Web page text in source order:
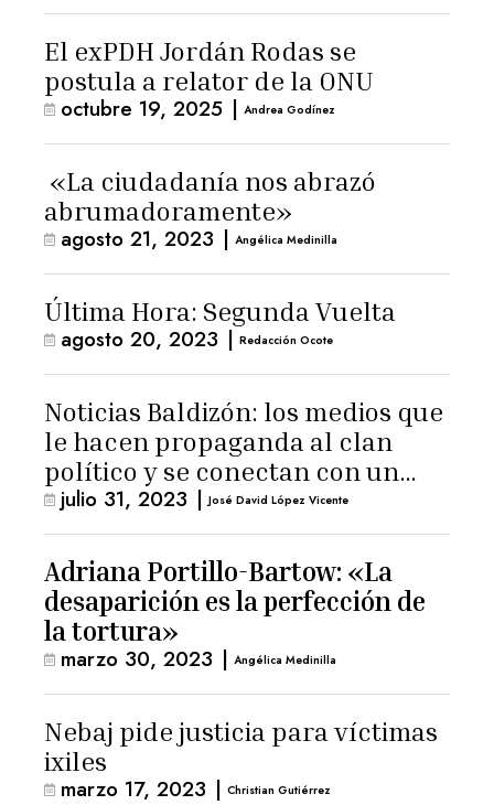
El exPDH Jordán Rodas se
postula a relator de la ONU
octubre 19, 2025 | Andrea Godínez
«La ciudadanía nos abrazó
abrumadoramente»
agosto 21, 2023 | Angélica Medinilla
Última Hora: Segunda Vuelta
agosto 20, 2023 | Redacción Ocote
Noticias Baldizón: los medios que
le hacen propaganda al clan
político y se conectan con un
hombre de confianza de
Giammattei
julio 31, 2023 | José David López Vicente
Adriana Portillo-Bartow: «La
desaparición es la perfección de
la tortura»
marzo 30, 2023 | Angélica Medinilla
Nebaj pide justicia para víctimas
ixiles
marzo 17, 2023 | Christian Gutiérrez